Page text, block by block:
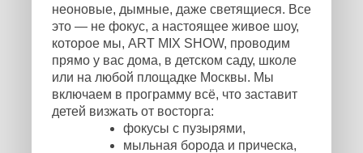
неоновые, дымные, даже светящиеся. Все
это — не фокус, а настоящее живое шоу,
которое мы, ART MIX SHOW, проводим
прямо у вас дома, в детском саду, школе
или на любой площадке Москвы. Мы
включаем в программу всё, что заставит
детей визжать от восторга:
фокусы с пузырями,
мыльная борода и прическа,